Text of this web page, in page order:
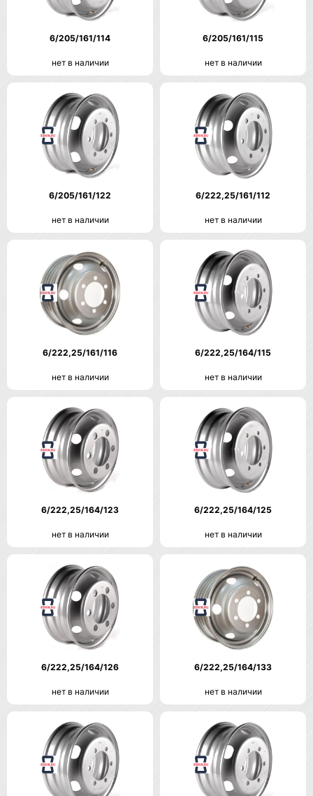
6/205/161/114
нет в наличии
6/205/161/115
нет в наличии
6/205/161/122
нет в наличии
6/222,25/161/112
нет в наличии
6/222,25/161/116
нет в наличии
6/222,25/164/115
нет в наличии
6/222,25/164/123
нет в наличии
6/222,25/164/125
нет в наличии
6/222,25/164/126
нет в наличии
6/222,25/164/133
нет в наличии